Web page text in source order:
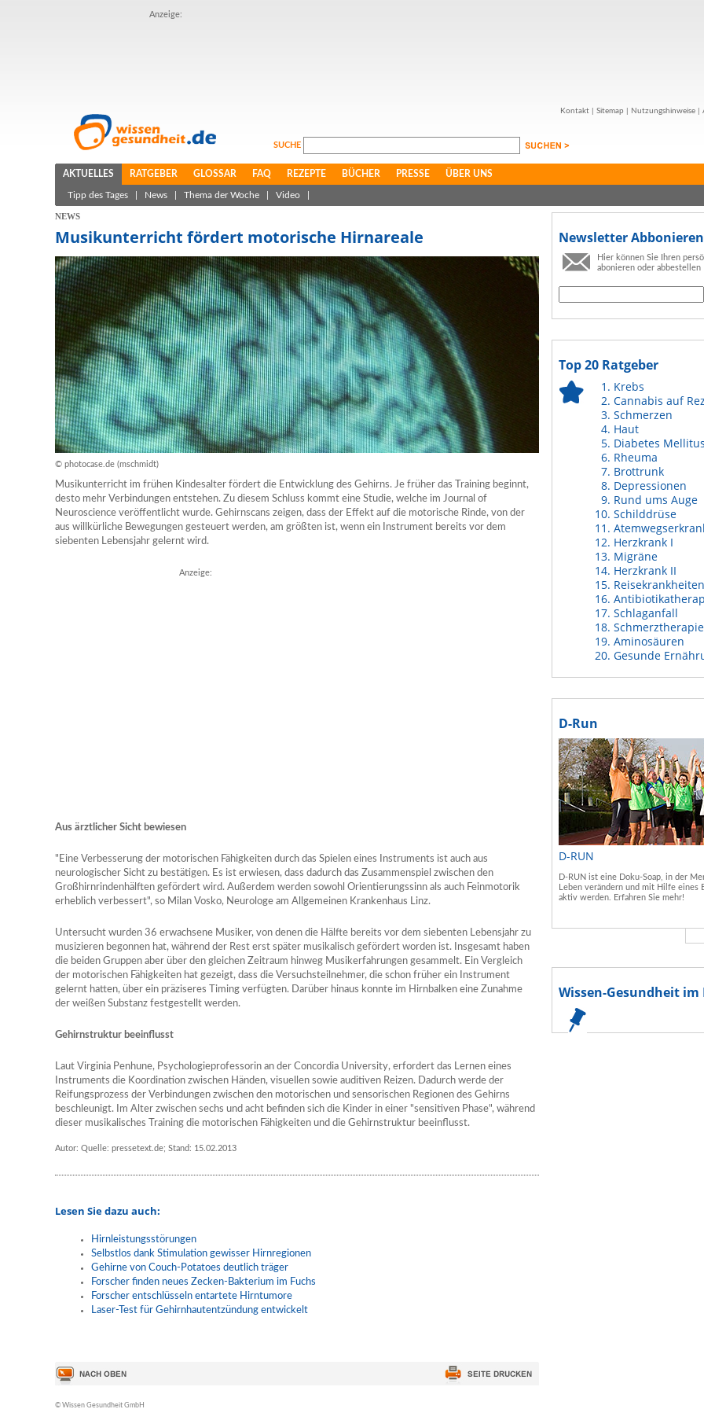
Anzeige:
Kontakt Sitemap Nutzungshinweise
SUCHE
AKTUELLES RATGEBER GLOSSAR FAQ REZEPTE BÜCHER PRESSE ÜBER UNS
Tipp des Tages News Thema der Woche Video
NEWS
Musikunterricht fördert motorische Hirnareale
© photocase.de (mschmidt)
Musikunterricht im frühen Kindesalter fördert die Entwicklung des Gehirns. Je früher das Training beginnt,
desto mehr Verbindungen entstehen. Zu diesem Schluss kommt eine Studie, welche im Journal of
Neuroscience veröffentlicht wurde. Gehirnscans zeigen, dass der Effekt auf die motorische Rinde, von der
aus willkürliche Bewegungen gesteuert werden, am größten ist, wenn ein Instrument bereits vor dem
siebenten Lebensjahr gelernt wird.
Anzeige:
Aus ärztlicher Sicht bewiesen
"Eine Verbesserung der motorischen Fähigkeiten durch das Spielen eines Instruments ist auch aus
neurologischer Sicht zu bestätigen. Es ist erwiesen, dass dadurch das Zusammenspiel zwischen den
Großhirnrindenhälften gefördert wird. Außerdem werden sowohl Orientierungssinn als auch Feinmotorik
erheblich verbessert", so Milan Vosko, Neurologe am Allgemeinen Krankenhaus Linz.
Untersucht wurden 36 erwachsene Musiker, von denen die Hälfte bereits vor dem siebenten Lebensjahr zu
musizieren begonnen hat, während der Rest erst später musikalisch gefördert worden ist. Insgesamt haben
die beiden Gruppen aber über den gleichen Zeitraum hinweg Musikerfahrungen gesammelt. Ein Vergleich
der motorischen Fähigkeiten hat gezeigt, dass die Versuchsteilnehmer, die schon früher ein Instrument
gelernt hatten, über ein präziseres Timing verfügten. Darüber hinaus konnte im Hirnbalken eine Zunahme
der weißen Substanz festgestellt werden.
Gehirnstruktur beeinflusst
Laut Virginia Penhune, Psychologieprofessorin an der Concordia University, erfordert das Lernen eines
Instruments die Koordination zwischen Händen, visuellen sowie auditiven Reizen. Dadurch werde der
Reifungsprozess der Verbindungen zwischen den motorischen und sensorischen Regionen des Gehirns
beschleunigt. Im Alter zwischen sechs und acht befinden sich die Kinder in einer "sensitiven Phase", während
dieser musikalisches Training die motorischen Fähigkeiten und die Gehirnstruktur beeinflusst.
Autor: Quelle: pressetext.de; Stand: 15.02.2013
Lesen Sie dazu auch:
Hirnleistungsstörungen
Selbstlos dank Stimulation gewisser Hirnregionen
Gehirne von Couch-Potatoes deutlich träger
Forscher finden neues Zecken-Bakterium im Fuchs
Forscher entschlüsseln entartete Hirntumore
Laser-Test für Gehirnhautentzündung entwickelt
© Wissen Gesundheit GmbH
Newsletter Abbonieren
Hier können Sie Ihren
abonieren oder abbestellen
Top 20 Ratgeber
Krebs
Cannabis auf
Schmerzen
Haut
Diabetes Mellitus
Rheuma
Brottrunk
Depressionen
Rund ums Auge
Schilddrüse
Herzkrank I
Migräne
Herzkrank II
Reisekrankheiten
Schlaganfall
Schmerztherapie
Aminosäuren
Gesunde
D-Run
D-RUN
D-RUN ist eine Doku-Soap, in der
Leben verändern und mit Hilfe eines
aktiv werden. Erfahren Sie mehr!
Wissen-Gesundheit im